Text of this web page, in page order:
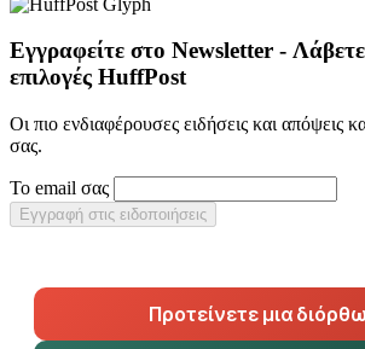
Εγγραφείτε στο Newsletter -
επιλογές HuffPost
Οι πιο ενδιαφέρουσες ειδήσεις και απόψεις
σας.
Το email σας
Εγγραφή στις ειδοποιήσεις
Προτείνετε μια